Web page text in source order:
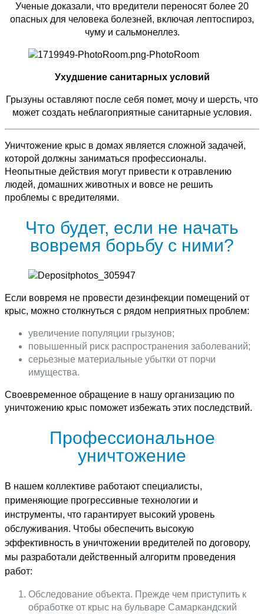
Ученые доказали, что вредители переносят более 20
опасных для человека болезней, включая лептоспироз,
чуму и сальмонеллез.
Ухудшение санитарных условий
Грызуны оставляют после себя помет, мочу и шерсть, что
может создать неблагоприятные санитарные условия.
Уничтожение крыс в домах является сложной задачей,
которой должны заниматься профессионалы.
Неопытные действия могут привести к отравлению
людей, домашних животных и вовсе не решить
проблемы с вредителями.
Что будет, если не начать
вовремя борьбу с ними?
Если вовремя не провести дезинфекции помещений от
крыс, можно столкнуться с рядом неприятных проблем:
увеличение популяции грызунов;
повышенный риск распространения заболеваний;
серьезные материальные убытки от порчи
имущества.
Своевременное обращение в нашу организацию по
уничтожению крыс поможет избежать этих последствий.
Профессиональное
уничтожение
В нашем коллективе работают специалисты,
применяющие прогрессивные технологии и
инструменты, что гарантирует высокий уровень
обслуживания. Чтобы обеспечить высокую
эффективность в уничтожении вредителей по договору,
мы разработали действенный алгоритм проведения
работ:
Обследование объекта. Прежде чем приступить к
обработке от крыс на бульваре Самаркандский